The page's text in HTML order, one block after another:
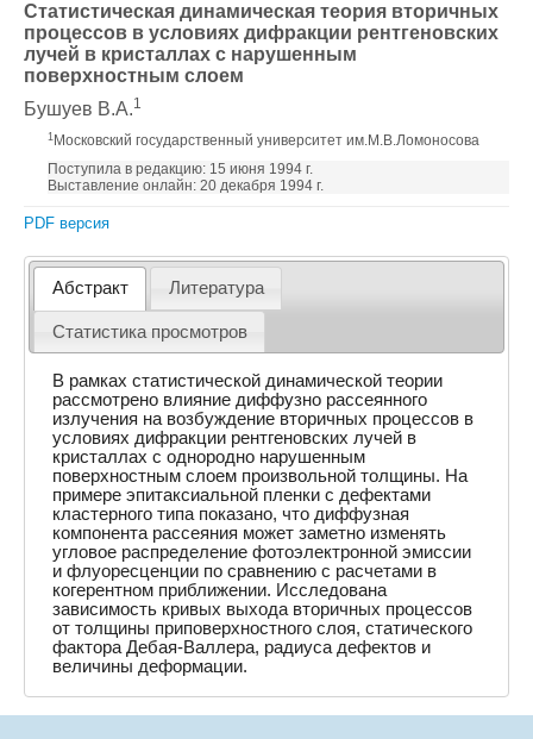
Статистическая динамическая теория вторичных
процессов в условиях дифракции рентгеновских
лучей в кристаллах с нарушенным
поверхностным слоем
Бушуев В.А.1
1 Московский государственный университет им.М.В.Ломоносова
Поступила в редакцию: 15 июня 1994 г.
Выставление онлайн: 20 декабря 1994 г.
PDF версия
Абстракт Литература
Статистика просмотров
В рамках статистической динамической теории
рассмотрено влияние диффузно рассеянного
излучения на возбуждение вторичных процессов в
условиях дифракции рентгеновских лучей в
кристаллах с однородно нарушенным
поверхностным слоем произвольной толщины. На
примере эпитаксиальной пленки с дефектами
кластерного типа показано, что диффузная
компонента рассеяния может заметно изменять
угловое распределение фотоэлектронной эмиссии
и флуоресценции по сравнению с расчетами в
когерентном приближении. Исследована
зависимость кривых выхода вторичных процессов
от толщины приповерхностного слоя, статического
фактора Дебая-Валлера, радиуса дефектов и
величины деформации.